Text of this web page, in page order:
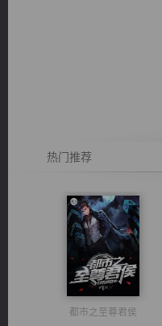
热门推荐
都市之至尊君侯